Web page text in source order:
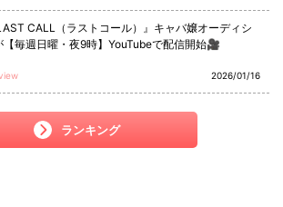
CALL（ラストコール）』キャバ嬢オーディシ
【毎週日曜・夜9時】YouTubeで配信開始🎥
2026/01/16
ランキング